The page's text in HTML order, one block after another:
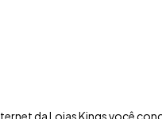
da Lojas Kings você